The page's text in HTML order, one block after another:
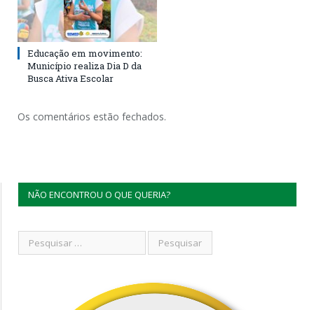
Educação em movimento:
Município realiza Dia D da
Busca Ativa Escolar
Os comentários estão fechados.
NÃO ENCONTROU O QUE QUERIA?